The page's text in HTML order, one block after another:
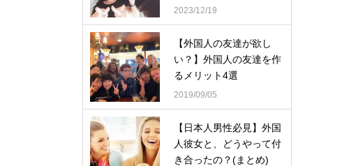
2023/12/19
【外国人の友達が欲し
い？】外国人の友達を作
るメリット4選
2019/09/05
【日本人男性必見】外国
人彼女と、どうやって付
き合ったの？(まとめ)